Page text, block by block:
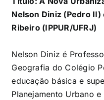
Nelson Diniz (Pedro
Ribeiro (IPPUR/UFRJ)
Nelson Diniz é
Geografia do Colégio
educação básica e
Planejamento Urbano